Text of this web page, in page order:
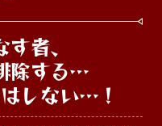
者、
除する…
しない…！